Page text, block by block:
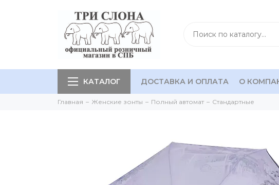
КАТАЛОГ ДОСТАВКА И ОПЛАТА О
Главная Женские зонты Полный автомат Стандартные